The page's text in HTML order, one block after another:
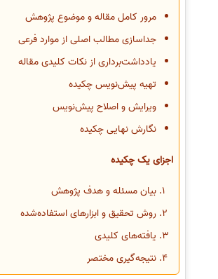
مرور کامل مقاله و موضوع پژوهش
جداسازی مطالب اصلی از موارد فرعی
یادداشت‌برداری از نکات کلیدی مقاله
تهیه پیش‌نویس چکیده
ویرایش و اصلاح پیش‌نویس
نگارش نهایی چکیده
اجزای یک چکیده
بیان مسئله و هدف پژوهش
روش تحقیق و ابزارهای استفاده‌شده
یافته‌های کلیدی
نتیجه‌گیری مختصر